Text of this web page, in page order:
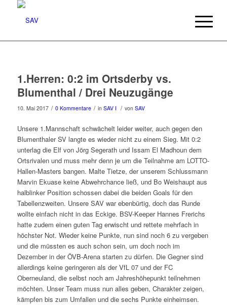
1.Herren: 0:2 im Ortsderby vs.
Blumenthal / Drei Neuzugänge
10. Mai 2017 / 0 Kommentare / in SAV I / von SAV
Unsere 1.Mannschaft schwächelt leider weiter, auch gegen den
Blumenthaler SV langte es wieder nicht zu einem Sieg. Mit 0:2
unterlag die Elf von Jörg Segerath und Issam El Madhoun dem
Ortsrivalen und muss mehr denn je um die Teilnahme am LOTTO-
Hallen-Masters bangen. Malte Tietze, der unserem Schlussmann
Marvin Ekuase keine Abwehrchance ließ, und Bo Weishaupt aus
halblinker Position schossen dabei die beiden Goals für den
Tabellenzweiten. Unsere SAV war ebenbürtig, doch das Runde
wollte einfach nicht in das Eckige. BSV-Keeper Hannes Frerichs
hatte zudem einen guten Tag erwischt und rettete mehrfach in
höchster Not. Wieder keine Punkte, nun sind noch 6 zu vergeben
und die müssten es auch schon sein, um doch noch im
Dezember in der ÖVB-Arena starten zu dürfen. Die Gegner sind
allerdings keine geringeren als der VfL 07 und der FC
Oberneuland, die selbst noch am Jahreshöhepunkt teilnehmen
möchten. Unser Team muss nun alles geben, Charakter zeigen,
kämpfen bis zum Umfallen und die sechs Punkte einheimsen.